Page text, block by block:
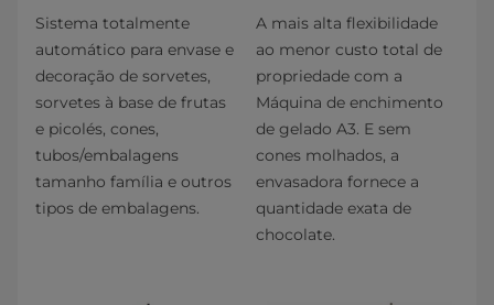
Sistema totalmente
automático para envase e
decoração de sorvetes,
sorvetes à base de frutas
e picolés, cones,
tubos/embalagens
tamanho família e outros
tipos de embalagens.
A mais alta flexibilidade
ao menor custo total de
propriedade com a
Máquina de enchimento
de gelado A3. E sem
cones molhados, a
envasadora fornece a
quantidade exata de
chocolate.